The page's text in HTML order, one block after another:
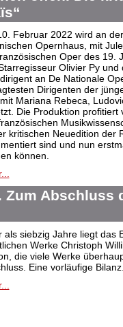
Februar 2022 wird an
Opernhaus, mit
Oper des 19.
Olivier Py
an De Nationale
Dirigenten der
Mariana Rebeca,
Die Produktion
kritischen Neuedition der
sind und nun
können.
Zum Abschluss
als siebzig Jahre liegt das
Werke Christoph
die viele Werke
Eine vorläufige